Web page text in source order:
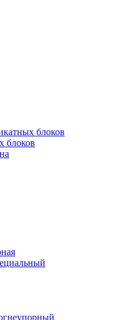
блоков
блоков